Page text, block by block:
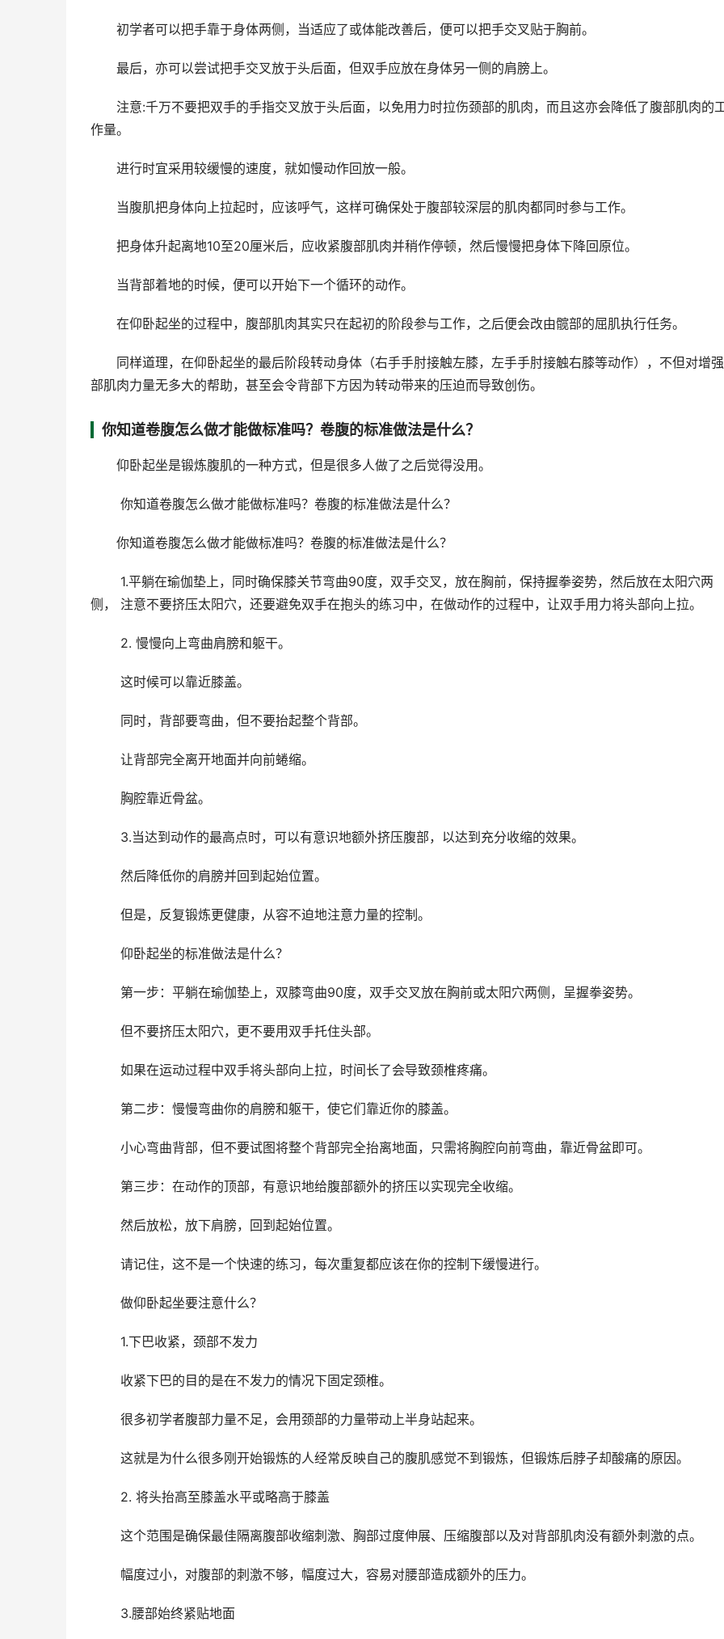
初学者可以把手靠于身体两侧，当适应了或体能改善后，便可以把手交叉贴于胸前。
最后，亦可以尝试把手交叉放于头后面，但双手应放在身体另一侧的肩膀上。
注意:千万不要把双手的手指交叉放于头后面，以免用力时拉伤颈部的肌肉，而且这亦会降低了腹部肌肉的
作量。
进行时宜采用较缓慢的速度，就如慢动作回放一般。
当腹肌把身体向上拉起时，应该呼气，这样可确保处于腹部较深层的肌肉都同时参与工作。
把身体升起离地10至20厘米后，应收紧腹部肌肉并稍作停顿，然后慢慢把身体下降回原位。
当背部着地的时候，便可以开始下一个循环的动作。
在仰卧起坐的过程中，腹部肌肉其实只在起初的阶段参与工作，之后便会改由髋部的屈肌执行任务。
同样道理，在仰卧起坐的最后阶段转动身体（右手手肘接触左膝，左手手肘接触右膝等动作），不但对增
部肌肉力量无多大的帮助，甚至会令背部下方因为转动带来的压迫而导致创伤。
你知道卷腹怎么做才能做标准吗？卷腹的标准做法是什么？
仰卧起坐是锻炼腹肌的一种方式，但是很多人做了之后觉得没用。
你知道卷腹怎么做才能做标准吗？卷腹的标准做法是什么？
你知道卷腹怎么做才能做标准吗？卷腹的标准做法是什么？
1.平躺在瑜伽垫上，同时确保膝关节弯曲90度，双手交叉，放在胸前，保持握拳姿势，然后放在太阳穴两
侧， 注意不要挤压太阳穴，还要避免双手在抱头的练习中，在做动作的过程中，让双手用力将头部向上拉。
2. 慢慢向上弯曲肩膀和躯干。
这时候可以靠近膝盖。
同时，背部要弯曲，但不要抬起整个背部。
让背部完全离开地面并向前蜷缩。
胸腔靠近骨盆。
3.当达到动作的最高点时，可以有意识地额外挤压腹部，以达到充分收缩的效果。
然后降低你的肩膀并回到起始位置。
但是，反复锻炼更健康，从容不迫地注意力量的控制。
仰卧起坐的标准做法是什么？
第一步：平躺在瑜伽垫上，双膝弯曲90度，双手交叉放在胸前或太阳穴两侧，呈握拳姿势。
但不要挤压太阳穴，更不要用双手托住头部。
如果在运动过程中双手将头部向上拉，时间长了会导致颈椎疼痛。
第二步：慢慢弯曲你的肩膀和躯干，使它们靠近你的膝盖。
小心弯曲背部，但不要试图将整个背部完全抬离地面，只需将胸腔向前弯曲，靠近骨盆即可。
第三步：在动作的顶部，有意识地给腹部额外的挤压以实现完全收缩。
然后放松，放下肩膀，回到起始位置。
请记住，这不是一个快速的练习，每次重复都应该在你的控制下缓慢进行。
做仰卧起坐要注意什么？
1.下巴收紧，颈部不发力
收紧下巴的目的是在不发力的情况下固定颈椎。
很多初学者腹部力量不足，会用颈部的力量带动上半身站起来。
这就是为什么很多刚开始锻炼的人经常反映自己的腹肌感觉不到锻炼，但锻炼后脖子却酸痛的原因。
2. 将头抬高至膝盖水平或略高于膝盖
这个范围是确保最佳隔离腹部收缩刺激、胸部过度伸展、压缩腹部以及对背部肌肉没有额外刺激的点。
幅度过小，对腹部的刺激不够，幅度过大，容易对腰部造成额外的压力。
3.腰部始终紧贴地面